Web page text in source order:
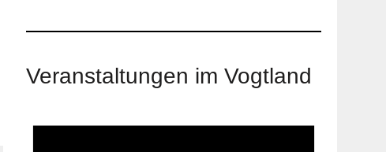
Veranstaltungen im Vogtland